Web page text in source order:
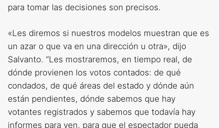
para tomar las decisiones son precisos.
«Les diremos si nuestros modelos muestran que es
un azar o que va en una dirección u otra», dijo
Salvanto. “Les mostraremos, en tiempo real, de
dónde provienen los votos contados: de qué
condados, de qué áreas del estado y dónde aún
están pendientes, dónde sabemos que hay
votantes registrados y sabemos que todavía hay
informes para ven, para que el espectador pueda